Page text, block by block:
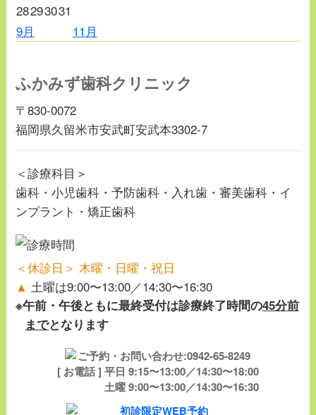
9月 11月
28293031
ふかみず歯科クリニック
〒830-0072
福岡県久留米市安武町安武本3302-7
＜診療科目＞
歯科・小児歯科・予防歯科・入れ歯・審美歯科・イ
ンプラント・矯正歯科
＜休診日＞ 木曜・日曜・祝日
▲ 土曜は9:00〜13:00／14:30〜16:30
※午前・午後ともに最終受付は診療終了時間の45分前
までとなります
[ お電話 ] 平日 9:15〜13:00／14:30〜18:00
土曜 9:00〜13:00／14:30〜16:30